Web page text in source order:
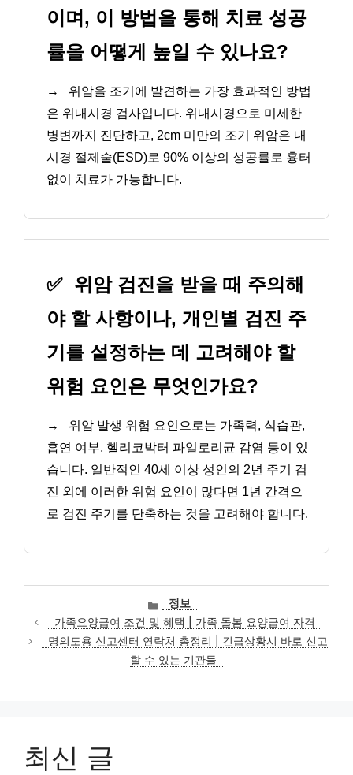
이며, 이 방법을 통해 치료 성공
률을 어떻게 높일 수 있나요?
→
위암을 조기에 발견하는 가장 효과적인 방법
은 위내시경 검사입니다. 위내시경으로 미세한
병변까지 진단하고, 2cm 미만의 조기 위암은 내
시경 절제술(ESD)로 90% 이상의 성공률로 흉터
없이 치료가 가능합니다.
✅ 위암 검진을 받을 때 주의해
야 할 사항이나, 개인별 검진 주
기를 설정하는 데 고려해야 할
위험 요인은 무엇인가요?
→
위암 발생 위험 요인으로는 가족력, 식습관,
흡연 여부, 헬리코박터 파일로리균 감염 등이 있
습니다. 일반적인 40세 이상 성인의 2년 주기 검
진 외에 이러한 위험 요인이 많다면 1년 간격으
로 검진 주기를 단축하는 것을 고려해야 합니다.
카
테
고
리
정보
가족요양급여 조건 및 혜택 | 가족 돌봄 요양급여 자격
명의도용 신고센터 연락처 총정리 | 긴급상황시 바로 신고
할 수 있는 기관들
최신 글